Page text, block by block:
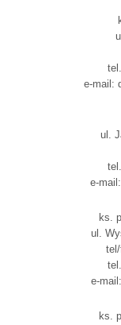
e-mail:
ul.
e-
ks.
ul.
e-
ks.